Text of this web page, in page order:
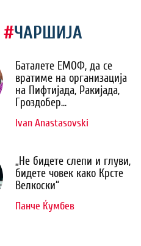
#ЧАРШИЈА
Баталете ЕМОФ, да се
вратиме на организација
на Пифтијада, Ракијада,
Гроздобер...
Ivan Anastasovski
„Не бидете слепи и глуви,
бидете човек како Крсте
Велкоски“
Панче Ќумбев